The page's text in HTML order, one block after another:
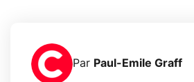
Par Paul-Emile Graff